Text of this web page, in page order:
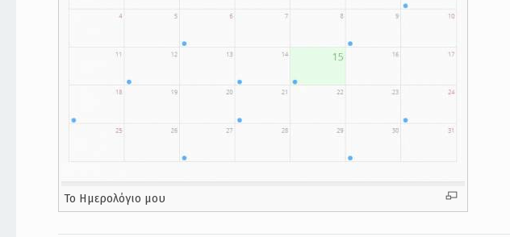
Το Ημερολόγιο μου